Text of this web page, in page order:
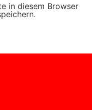
in diesem Browser